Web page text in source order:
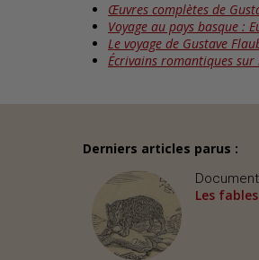
Œuvres complètes de
Voyage au pays basque :
Le voyage de Gustave
Écrivains romantiques sur
Derniers articles parus :
Les